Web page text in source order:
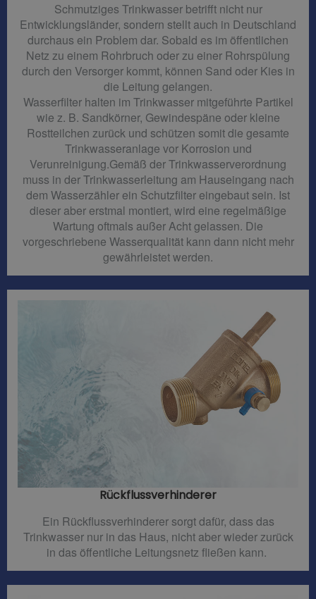
Schmutziges Trinkwasser betrifft nicht nur
Entwicklungsländer, sondern stellt auch in Deutschland
durchaus ein Problem dar. Sobald es im öffentlichen
Netz zu einem Rohrbruch oder zu einer Rohrspülung
durch den Versorger kommt, können Sand oder Kies in
die Leitung gelangen.
Wasserfilter halten im Trinkwasser mitgeführte Partikel
wie z. B. Sandkörner, Gewindespäne oder kleine
Rostteilchen zurück und schützen somit die gesamte
Trinkwasseranlage vor Korrosion und
Verunreinigung.Gemäß der Trinkwasserverordnung
muss in der Trinkwasserleitung am Hauseingang nach
dem Wasserzähler ein Schutzfilter eingebaut sein. Ist
dieser aber erstmal montiert, wird eine regelmäßige
Wartung oftmals außer Acht gelassen. Die
vorgeschriebene Wasserqualität kann dann nicht mehr
gewährleistet werden.
Rückflussverhinderer​
Ein Rückflussverhinderer sorgt dafür, dass das
Trinkwasser nur in das Haus, nicht aber wieder zurück
in das öffentliche Leitungsnetz fließen kann.